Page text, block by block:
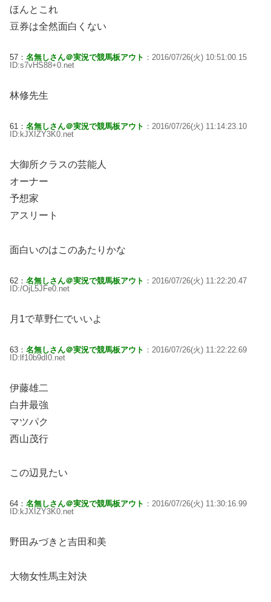
ほんとこれ
豆券は全然面白くない
57： 名無しさん＠実況で競馬板アウト ：2016/07/26(火) 10:51:00.15
ID:s7vHS88+0.net
林修先生
61： 名無しさん＠実況で競馬板アウト ：2016/07/26(火) 11:14:23.10
ID:kJXIZY3K0.net
大御所クラスの芸能人
オーナー
予想家
アスリート
面白いのはこのあたりかな
62： 名無しさん＠実況で競馬板アウト ：2016/07/26(火) 11:22:20.47
ID:/OjL5JFe0.net
月1で草野仁でいいよ
63： 名無しさん＠実況で競馬板アウト ：2016/07/26(火) 11:22:22.69
ID:lf10b9dI0.net
伊藤雄二
白井最強
マツパク
西山茂行
この辺見たい
64： 名無しさん＠実況で競馬板アウト ：2016/07/26(火) 11:30:16.99
ID:kJXIZY3K0.net
野田みづきと吉田和美
大物女性馬主対決